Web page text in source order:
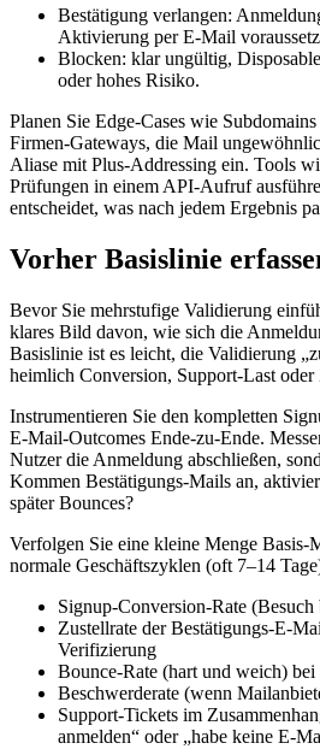
Bestätigung verlangen:
Aktivierung per E‑Mail
Blocken: klar ungültig,
oder hohes Risiko.
Planen Sie Edge‑Cases wie
Firmen‑Gateways, die Mail
Aliase mit Plus‑Addressing ein. Tools
Prüfungen in einem API‑Aufruf
entscheidet, was nach jedem Ergebnis
Vorher Basislinie
Bevor Sie mehrstufige Validierung
klares Bild davon, wie sich die
Basislinie ist es leicht, die Validierung
heimlich Conversion, Support‑Last
Instrumentieren Sie den kompletten
E‑Mail‑Outcomes Ende‑zu‑Ende.
Nutzer die Anmeldung abschließen,
Kommen Bestätigungs‑Mails an,
später Bounces?
Verfolgen Sie eine kleine Menge
normale Geschäftszyklen (oft 7–14
Signup‑Conversion‑Rate
Zustellrate der
Verifizierung
Bounce‑Rate (hart und weich) bei
Beschwerderate (wenn
Support‑Tickets im
anmelden“ oder „habe keine